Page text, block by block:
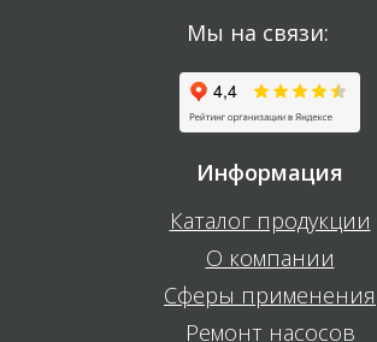
Мы на связи:
Информация
Каталог продукции
О компании
Сферы применения
Ремонт насосов